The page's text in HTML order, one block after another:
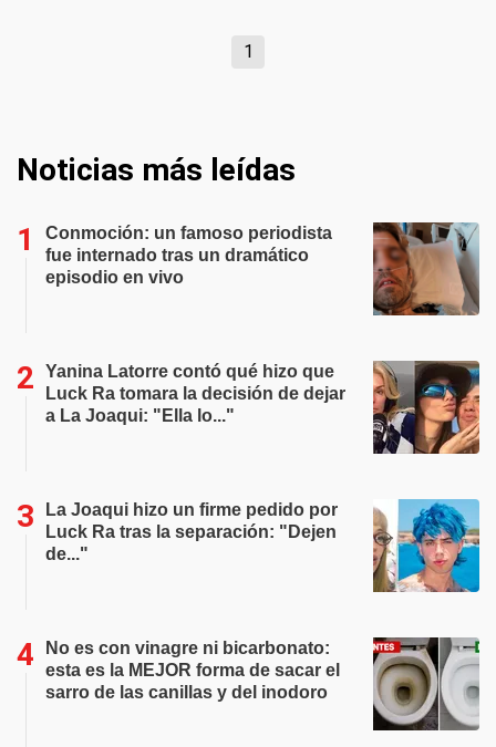
1
Noticias más leídas
Conmoción: un famoso periodista
fue internado tras un dramático
episodio en vivo
Yanina Latorre contó qué hizo que
Luck Ra tomara la decisión de dejar
a La Joaqui: "Ella lo..."
La Joaqui hizo un firme pedido por
Luck Ra tras la separación: "Dejen
de..."
No es con vinagre ni bicarbonato:
esta es la MEJOR forma de sacar el
sarro de las canillas y del inodoro